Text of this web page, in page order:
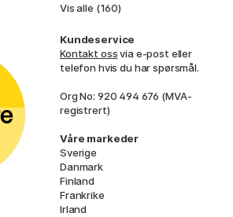
Vis alle (160)
Kundeservice
Kontakt ossvia e-post eller
telefon hvis du har spørsmål.
Org No: 920 494 676 (MVA-
registrert)
Våre markeder
Sverige
Danmark
Finland
Frankrike
Irland